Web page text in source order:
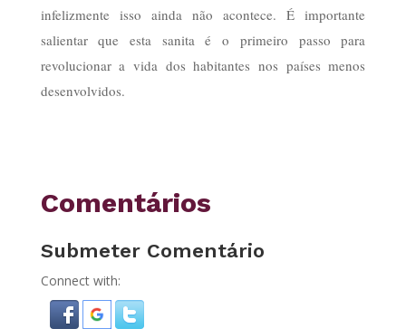
infelizmente isso ainda não acontece. É importante
salientar que esta sanita é o primeiro passo para
revolucionar a vida dos habitantes nos países menos
desenvolvidos.
Comentários
Submeter Comentário
Connect with: